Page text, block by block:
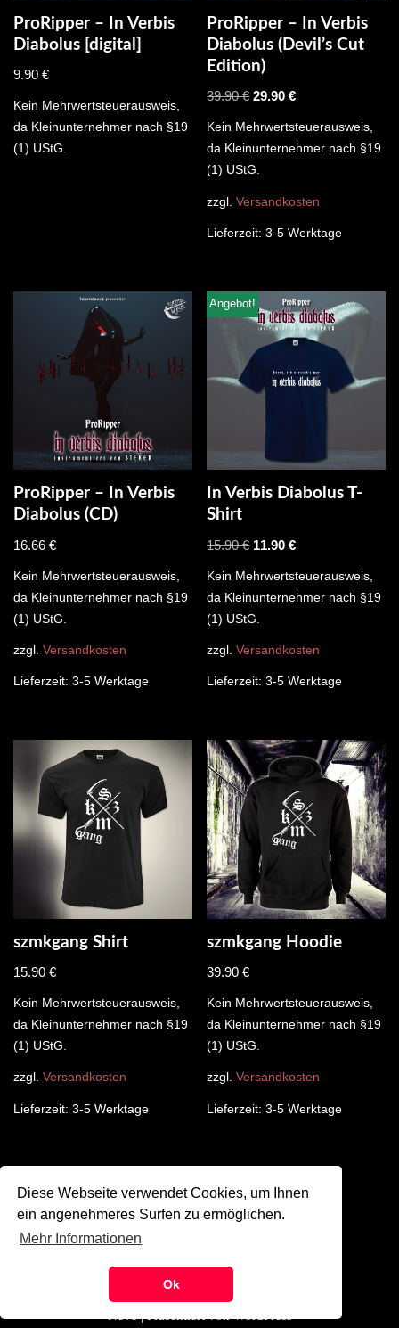
Diese Webseite verwendet Cookies, um Ihnen
ein angenehmeres Surfen zu ermöglichen.
Mehr Informationen
Ok
ProRipper – In Verbis
Diabolus [digital]
9.90 €
Kein Mehrwertsteuerausweis,
da Kleinunternehmer nach §19
(1) UStG.
ProRipper – In Verbis
Diabolus (Devil’s Cut
Edition)
39.90€ 29.90€
Kein Mehrwertsteuerausweis,
da Kleinunternehmer nach §19
(1) UStG.
zzgl.Versandkosten
Lieferzeit:3-5 Werktage
ProRipper – In Verbis
Diabolus (CD)
16.66 €
Kein Mehrwertsteuerausweis,
da Kleinunternehmer nach §19
(1) UStG.
zzgl. Versandkosten
Lieferzeit: 3-5 Werktage
Angebot!
In Verbis Diabolus T-
Shirt
15.90€ 11.90€
Kein Mehrwertsteuerausweis,
da Kleinunternehmer nach §19
(1) UStG.
zzgl.Versandkosten
Lieferzeit:3-5 Werktage
szmkgang Shirt
15.90 €
Kein Mehrwertsteuerausweis,
da Kleinunternehmer nach §19
(1) UStG.
zzgl. Versandkosten
Lieferzeit: 3-5 Werktage
szmkgang Hoodie
39.90€
Kein Mehrwertsteuerausweis,
da Kleinunternehmer nach §19
(1) UStG.
zzgl.Versandkosten
Lieferzeit:3-5 Werktage
← 1 2 3 →